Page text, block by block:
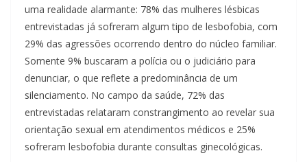
uma realidade alarmante: 78% das mulheres lésbicas
entrevistadas já sofreram algum tipo de lesbofobia, com
29% das agressões ocorrendo dentro do núcleo familiar.
Somente 9% buscaram a polícia ou o judiciário para
denunciar, o que reflete a predominância de um
silenciamento. No campo da saúde, 72% das
entrevistadas relataram constrangimento ao revelar sua
orientação sexual em atendimentos médicos e 25%
sofreram lesbofobia durante consultas ginecológicas.